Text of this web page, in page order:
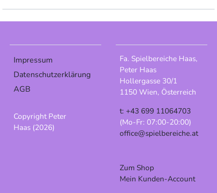
Impressum
Datenschutzerklärung
AGB
Copyright Peter
Haas (2026)
Fa. Spielbereiche Haas,
Peter Haas
Hollergasse 30/1
1150 Wien, Österreich
t: +43 699 11064703
(Mo-Fr: 07:00-20:00)
office@spielbereiche.at
Zum Shop
Mein Kunden-Account